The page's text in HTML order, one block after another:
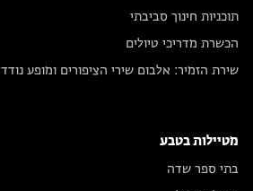
תוכניות חינוך סביבתי
הכשרת מדריכי טיולים
שירת הזמיר: אלבום שירי הציפורים ומופע נודד
מטיילות בטבע
בתי ספר שדה